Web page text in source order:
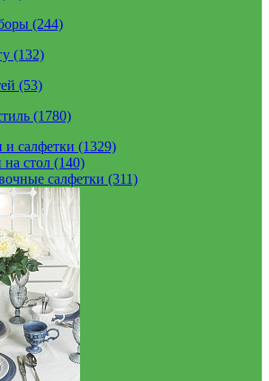
(244)
(132)
(53)
(1780)
и салфетки (1329)
стол (140)
салфетки (311)